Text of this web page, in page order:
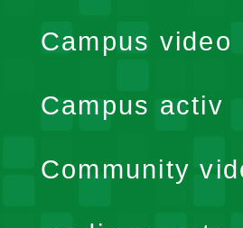
Campus video
Campus activ
Community